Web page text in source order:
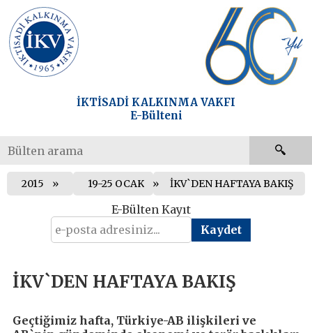
İKTİSADİ KALKINMA VAKFI
E-Bülteni
2015 19-25 OCAK İKV`DEN HAFTAYA BAKIŞ
E-Bülten Kayıt
İKV`DEN HAFTAYA BAKIŞ
Geçtiğimiz hafta, Türkiye-AB ilişkileri ve